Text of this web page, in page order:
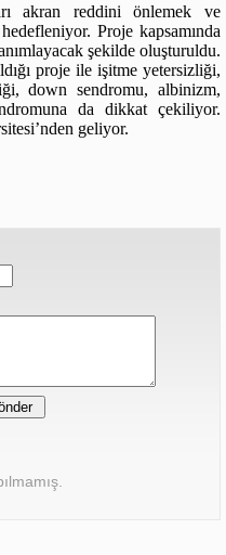
akran reddini önlemek ve
Proje kapsamında
şekilde oluşturuldu.
proje ile işitme yetersizliği,
down sendromu, albinizm,
da dikkat çekiliyor.
geliyor.